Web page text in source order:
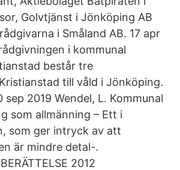
Golvtjänst i Jönköping AB
i Småland AB. 17 apr
i kommunal
består tre
till våld i Jönköping.
sep 2019 Wendel, L. Kommunal
som allmänning – Ett i
som ger intryck av att
är mindre detal-.
2012